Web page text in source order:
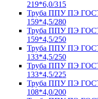
219*6,0/315
Труба ППУ ПЭ
159*4,5/280
Труба ППУ ПЭ
159*4,5/250
Труба ППУ ПЭ
133*4,5/250
Труба ППУ ПЭ
133*4,5/225
Труба ППУ ПЭ
108*4,0/200